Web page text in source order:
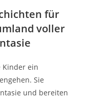
für
voller
Kinder ein
Sie
und bereiten